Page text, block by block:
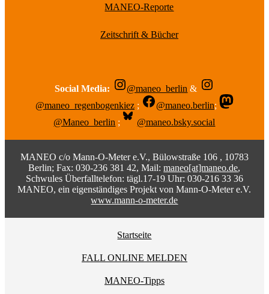
MANEO-Reporte
Zeitschrift & Bücher
Social Media: @maneo_berlin &
@maneo_regenbogenkiez ; @maneo.berlin;
@Maneo_berlin ; @maneo.bsky.social
MANEO c/o Mann-O-Meter e.V., Bülowstraße 106 , 10783
Berlin; Fax: 030-236 381 42, Mail:maneo[at]maneo.de,
Schwules Überfalltelefon: tägl.17-19 Uhr: 030-216 33 36
MANEO, ein eigenständiges Projekt von Mann-O-Meter e.V.
www.mann-o-meter.de
Startseite
FALL ONLINE MELDEN
MANEO-Tipps